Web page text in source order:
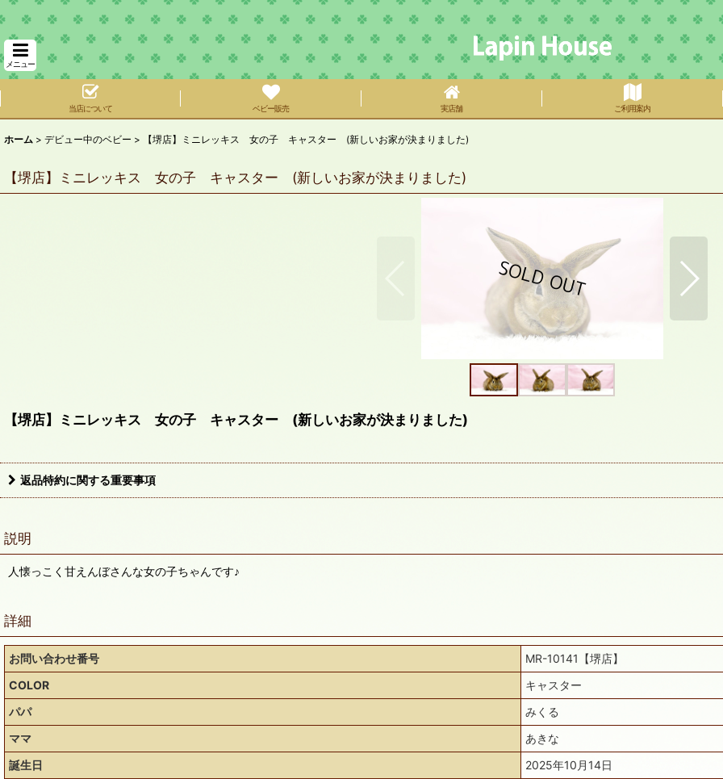
メニュー
当店について ベビー販売 実店舗 ご利用案内
ホーム > デビュー中のベビー > 【堺店】ミニレッキス 女の子 キャスター (新しいお家が決まりました)
【堺店】ミニレッキス 女の子 キャスター (新しいお家が決まりました)
【堺店】ミニレッキス 女の子 キャスター (新しいお家が決まりました)
返品特約に関する重要事項
説明
人懐っこく甘えんぼさんな女の子ちゃんです♪
詳細
お問い合わせ番号
MR-10141【堺店】
COLOR
キャスター
パパ
みくる
ママ
あきな
誕生日
2025年10月14日